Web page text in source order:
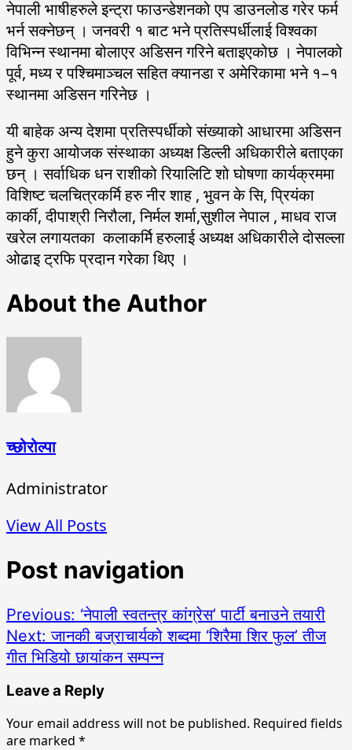
नेपाली भाषीहरुले इन्ट्रा फाउन्डेशनको एप डाउनलोड गरेर फर्म
भर्न सक्नेछन् । जनवरी १ बाट भने प्रतिस्पर्धीलाई विश्वका
विभिन्न स्थानमा बोलाएर अडिसन गरिने बताइएकोछ । नेपालको
पूर्व, मध्य र पश्चिमाञ्चल सहित क्यानडा र अमेरिकामा भने १–१
स्थानमा अडिसन गरिनेछ ।
यी बाहेक अन्य देशमा प्रतिस्पर्धीको संख्याको आधारमा अडिसन
हुने कुरा आयोजक संस्थाका अध्यक्ष डिल्ली अधिकारीले बताएका
छन् । सर्वाधिक धन राशीको रियालिटि शो घोषणा कार्यक्रममा
विशिष्ट चलचित्रकर्मि हरु नीर शाह , भुवन के सि, प्रियंका
कार्की, दीपाश्री निरौला, निर्मल शर्मा,सुशील नेपाल , माधव राज
खरेल लगायतका कलाकर्मि हरुलाई अध्यक्ष अधिकारीले दोसल्ला
ओढाइ ट्रफि प्रदान गरेका थिए ।
About the Author
च्छोरोल्पा
Administrator
View All Posts
Post navigation
Previous: ‘नेपाली स्वतन्त्र कांग्रेस’ पार्टी बनाउने तयारी
Next:जानकी बज्राचार्यको शब्दमा ‘शिरैमा शिर फुल’ तीज
गीत भिडियो छायांकन सम्पन्न
Leave a Reply
Your email address will not be published. Required fields
are marked *